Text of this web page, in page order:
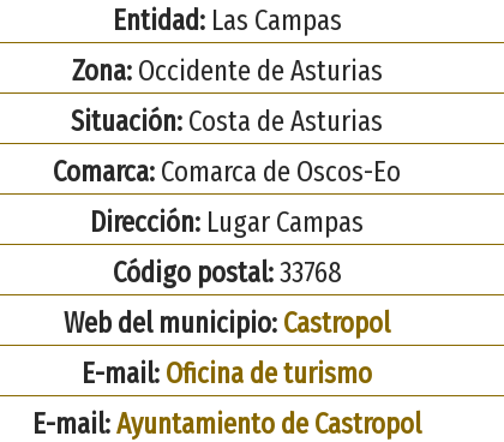
Entidad:Las Campas
Zona:Occidente de Asturias
Situación: Costa de Asturias
Comarca: Comarca de Oscos-Eo
Dirección: Lugar Campas
Código postal:33768
Web del municipio: Castropol
E-mail: Oficina de turismo
E-mail:Ayuntamiento de Castropol